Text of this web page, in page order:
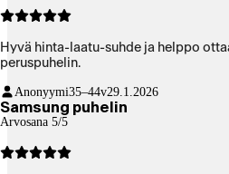
Hyvä hinta-laatu-suhde ja helppo ottaa
peruspuhelin.
Anonyymi35–44v29.1.2026
Samsung puhelin
Arvosana 5/5